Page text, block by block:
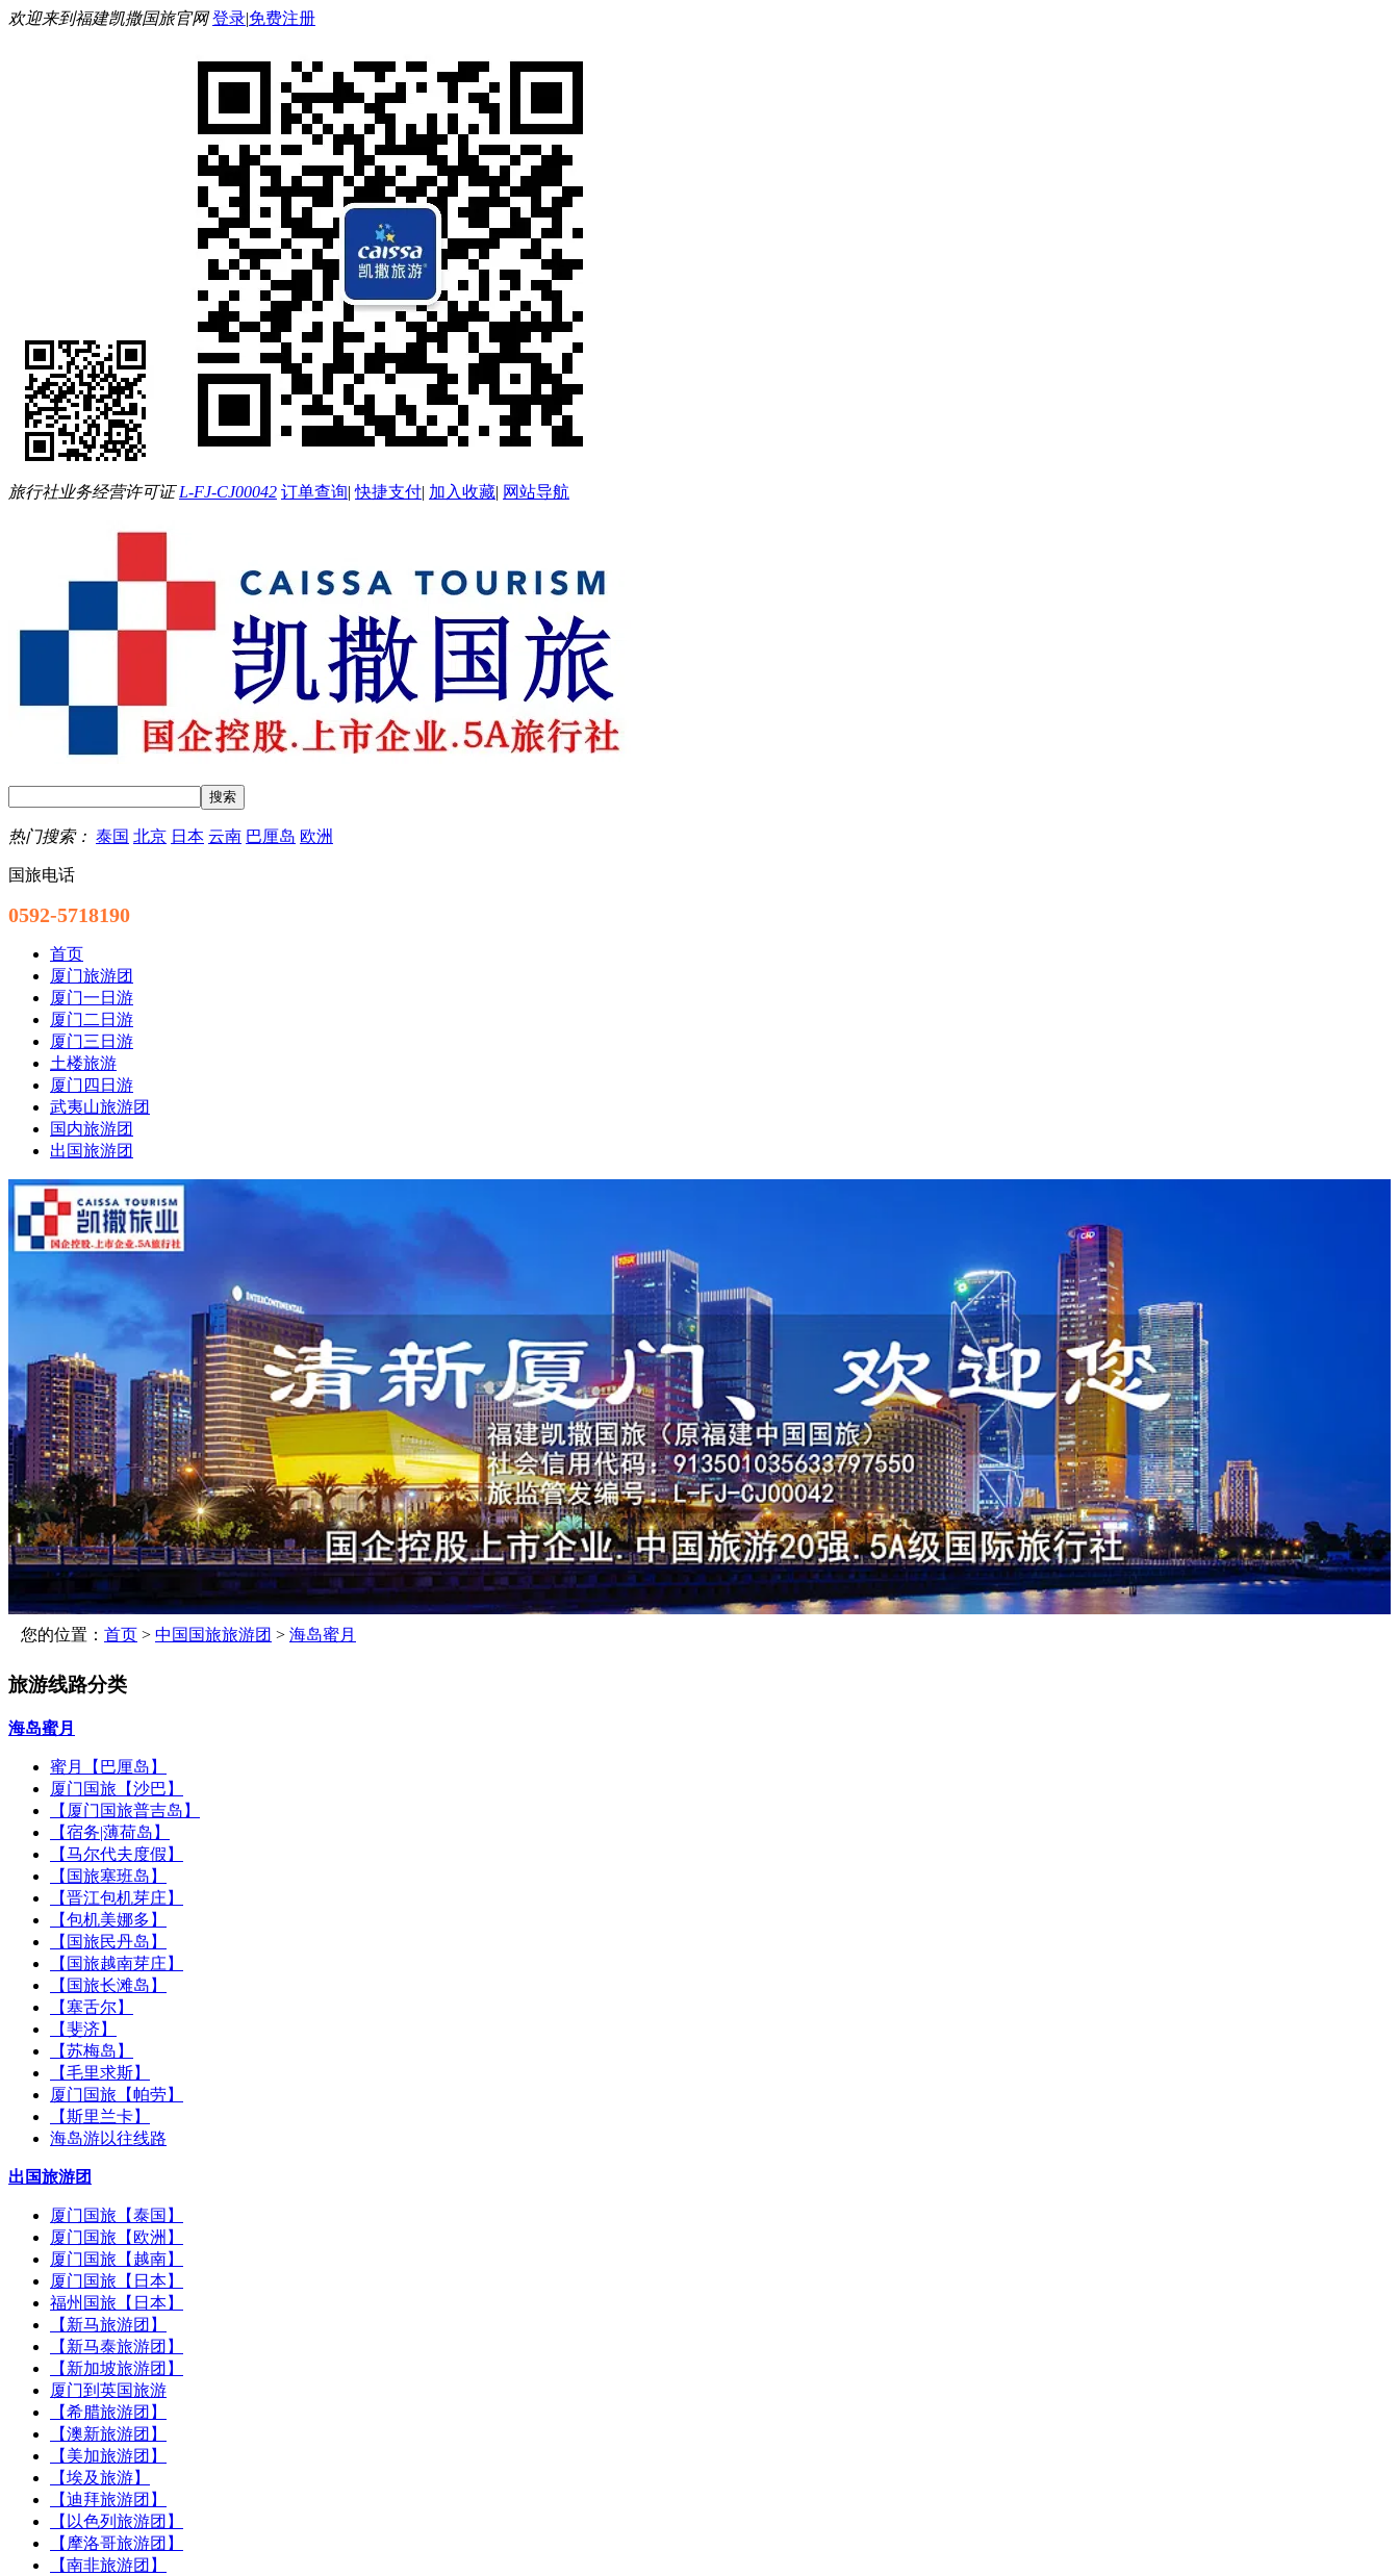
欢迎来到福建凯撒国旅官网登录|免费注册
旅行社业务经营许可证L-FJ-CJ00042 订单查询|快捷支付| 加入收藏| 网站导航
热门搜索： 泰国 北京 日本 云南 巴厘岛 欧洲
国旅电话
0592-5718190
首页
厦门旅游团
厦门一日游
厦门二日游
厦门三日游
土楼旅游
厦门四日游
武夷山旅游团
国内旅游团
出国旅游团
您的位置： 首页 > 中国国旅旅游团 > 海岛蜜月
旅游线路分类
海岛蜜月
蜜月【巴厘岛】
厦门国旅【沙巴】
【厦门国旅普吉岛】
【宿务|薄荷岛】
【马尔代夫度假】
【国旅塞班岛】
【晋江包机芽庄】
【包机美娜多】
【国旅民丹岛】
【国旅越南芽庄】
【国旅长滩岛】
【塞舌尔】
【斐济】
【苏梅岛】
【毛里求斯】
厦门国旅【帕劳】
【斯里兰卡】
海岛游以往线路
出国旅游团
厦门国旅【泰国】
厦门国旅【欧洲】
厦门国旅【越南】
厦门国旅【日本】
福州国旅【日本】
【新马旅游团】
【新马泰旅游团】
【新加坡旅游团】
厦门到英国旅游
【希腊旅游团】
【澳新旅游团】
【美加旅游团】
【埃及旅游】
【迪拜旅游团】
【以色列旅游团】
【摩洛哥旅游团】
【南非旅游团】